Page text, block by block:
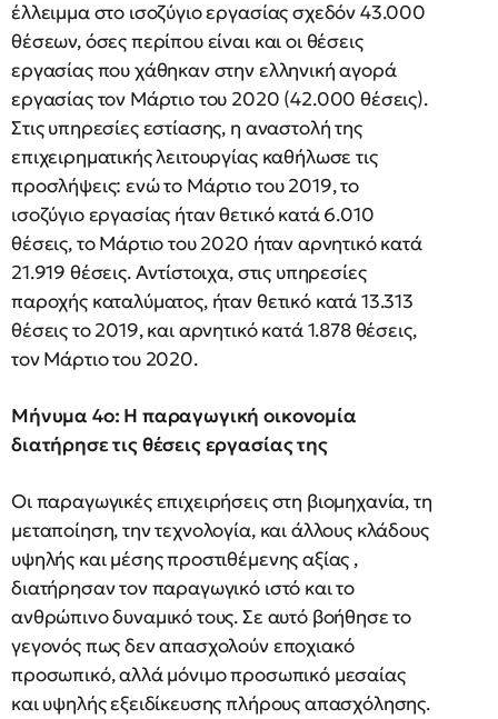
έλλειμμα στο ισοζύγιο εργασίας σχεδόν 43.000
θέσεων, όσες περίπου είναι και οι θέσεις
εργασίας που χάθηκαν στην ελληνική αγορά
εργασίας τον Μάρτιο του 2020 (42.000 θέσεις).
Στις υπηρεσίες εστίασης, η αναστολή της
επιχειρηματικής λειτουργίας καθήλωσε τις
προσλήψεις: ενώ το Μάρτιο του 2019, το
ισοζύγιο εργασίας ήταν θετικό κατά 6.010
θέσεις, το Μάρτιο του 2020 ήταν αρνητικό κατά
21.919 θέσεις. Αντίστοιχα, στις υπηρεσίες
παροχής καταλύματος, ήταν θετικό κατά 13.313
θέσεις το 2019, και αρνητικό κατά 1.878 θέσεις,
τον Μάρτιο του 2020.
Μήνυμα 4ο: Η παραγωγική οικονομία
διατήρησε τις θέσεις εργασίας της
Οι παραγωγικές επιχειρήσεις στη βιομηχανία, τη
μεταποίηση, την τεχνολογία, και άλλους κλάδους
υψηλής και μέσης προστιθέμενης αξίας ,
διατήρησαν τον παραγωγικό ιστό και το
ανθρώπινο δυναμικό τους. Σε αυτό βοήθησε το
γεγονός πως δεν απασχολούν εποχιακό
προσωπικό, αλλά μόνιμο προσωπικό μεσαίας
και υψηλής εξειδίκευσης πλήρους απασχόλησης.